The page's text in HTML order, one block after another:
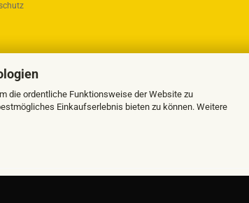
die ordentliche Funktionsweise der Website zu
Einkaufserlebnis bieten zu können. Weitere